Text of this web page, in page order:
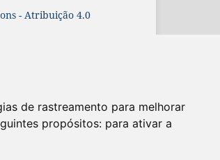
de rastreamento para melhorar
propósitos: para ativar a
- Atribuição 4.0